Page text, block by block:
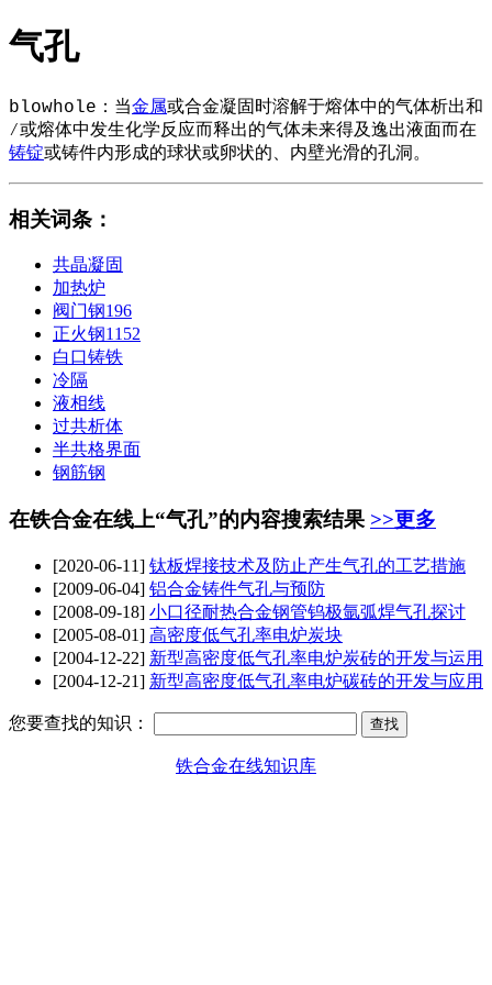
气孔
blowhole：当金属或合金凝固时溶解于熔体中的气体析出和
∕或熔体中发生化学反应而释出的气体未来得及逸出液面而在
铸锭或铸件内形成的球状或卵状的、内壁光滑的孔洞。
相关词条 ：
共晶凝固
加热炉
阀门钢196
正火钢1152
白口铸铁
冷隔
液相线
过共析体
半共格界面
钢筋钢
在铁合金在线上“气孔”的内容搜索结果 >>更多
[2020-06-11] 钛板焊接技术及防止产生气孔的工艺措施
[2009-06-04] 铝合金铸件气孔与预防
[2008-09-18] 小口径耐热合金钢管钨极氩弧焊气孔探讨
[2005-08-01] 高密度低气孔率电炉炭块
[2004-12-22] 新型高密度低气孔率电炉炭砖的开发与运用
[2004-12-21] 新型高密度低气孔率电炉碳砖的开发与应用
您要查找的知识：
铁合金在线知识库